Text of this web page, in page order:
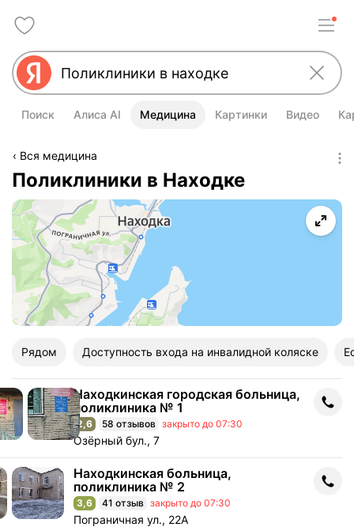
Поиск Алиса AI Медицина Картинки Видео
Вся медицина
Поликлиники в Находке
Рядом Доступность входа на инвалидной коляске
Находкинская городская больница, поликлиника № 1
Находкинская городская больница,
поликлиника № 1
Рейтинг 2,6 из 5
2,6 58 отзывов закрыто до 07:30
Адрес: Озёрный бул., 7 .
Озёрный бул., 7
Находкинская больница, поликлиника № 2
Находкинская больница,
поликлиника № 2
Рейтинг 3,6 из 5
3,6 41 отзыв закрыто до 07:30
Адрес: Пограничная ул., 22А .
Пограничная ул., 22А